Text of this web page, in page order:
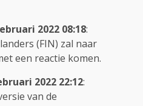
2022 08:18:
(FIN) zal naar
een reactie komen.
2022 22:12:
van de